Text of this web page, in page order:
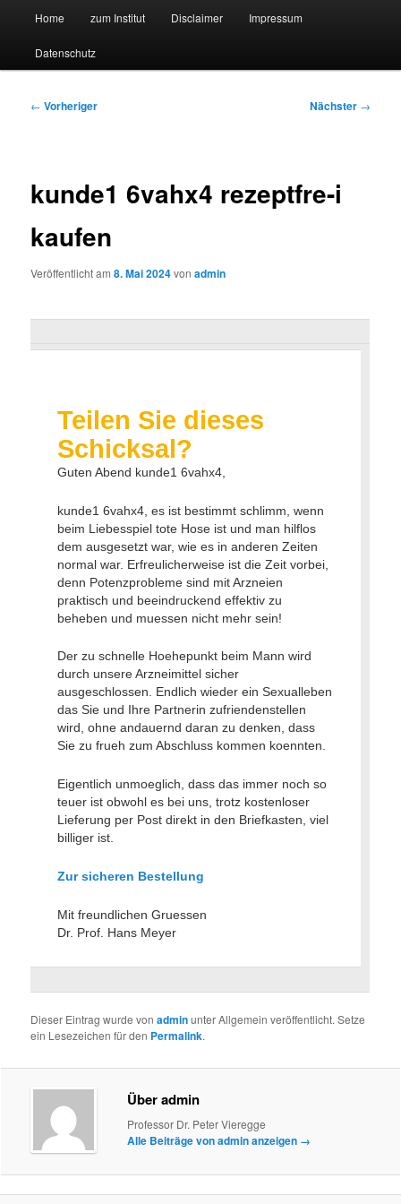
Suchmaschine Forschung und
Technologie
Zum
primären
Zum
sekundären
Home zum Institut Disclaimer Impressum
Datenschutz
Beitragsnavigation
← Vorheriger Nächster →
kunde1 6vahx4 rezeptfre-i
kaufen
Veröffentlicht am8. Mai 2024vonadmin
Teilen Sie dieses
Schicksal?
Guten Abend kunde1 6vahx4,
kunde1 6vahx4, es ist bestimmt schlimm, wenn
beim Liebesspiel tote Hose ist und man hilflos
dem ausgesetzt war, wie es in anderen Zeiten
normal war. Erfreulicherweise ist die Zeit vorbei,
denn Potenzprobleme sind mit Arzneien
praktisch und beeindruckend effektiv zu
beheben und muessen nicht mehr sein!
Der zu schnelle Hoehepunkt beim Mann wird
durch unsere Arzneimittel sicher
ausgeschlossen. Endlich wieder ein Sexualleben
das Sie und Ihre Partnerin zufriendenstellen
wird, ohne andauernd daran zu denken, dass
Sie zu frueh zum Abschluss kommen koennten.
Eigentlich unmoeglich, dass das immer noch so
teuer ist obwohl es bei uns, trotz kostenloser
Lieferung per Post direkt in den Briefkasten, viel
billiger ist.
Zur sicheren Bestellung
Mit freundlichen Gruessen
Dr. Prof. Hans Meyer
Dieser Eintrag wurde vonadminunter Allgemein veröffentlicht. Setze
ein Lesezeichen für den Permalink.
Über admin
Professor Dr. Peter Vieregge
Alle Beiträge von admin anzeigen →